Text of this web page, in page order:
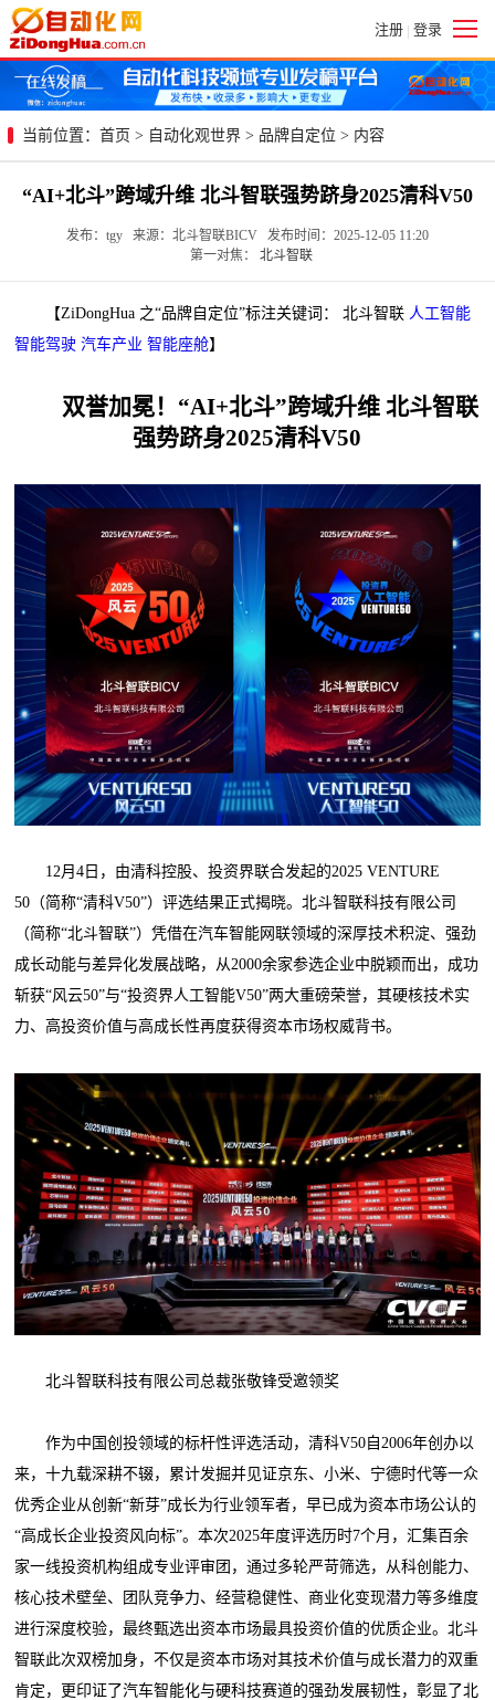
注册 | 登录
当前位置： 首页 > 自动化观世界 > 品牌自定位 > 内容
“AI+北斗”跨域升维 北斗智联强势跻身2025清科V50
发布：tgy 来源：北斗智联BICV 发布时间：2025-12-05 11:20
第一对焦： 北斗智联
【ZiDongHua 之“品牌自定位”标注关键词： 北斗智联 人工智能
智能驾驶 汽车产业 智能座舱】
双誉加冕！“AI+北斗”跨域升维 北斗智联
强势跻身2025清科V50
12月4日，由清科控股、投资界联合发起的2025 VENTURE
50（简称“清科V50”）评选结果正式揭晓。北斗智联科技有限公司
（简称“北斗智联”）凭借在汽车智能网联领域的深厚技术积淀、强劲
成长动能与差异化发展战略，从2000余家参选企业中脱颖而出，成功
斩获“风云50”与“投资界人工智能V50”两大重磅荣誉，其硬核技术实
力、高投资价值与高成长性再度获得资本市场权威背书。
北斗智联科技有限公司总裁张敬锋受邀领奖
作为中国创投领域的标杆性评选活动，清科V50自2006年创办以
来，十九载深耕不辍，累计发掘并见证京东、小米、宁德时代等一众
优秀企业从创新“新芽”成长为行业领军者，早已成为资本市场公认的
“高成长企业投资风向标”。本次2025年度评选历时7个月，汇集百余
家一线投资机构组成专业评审团，通过多轮严苛筛选，从科创能力、
核心技术壁垒、团队竞争力、经营稳健性、商业化变现潜力等多维度
进行深度校验，最终甄选出资本市场最具投资价值的优质企业。北斗
智联此次双榜加身，不仅是资本市场对其技术价值与成长潜力的双重
肯定，更印证了汽车智能化与硬科技赛道的强劲发展韧性，彰显了北